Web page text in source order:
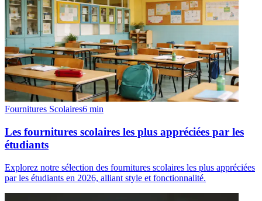
Fournitures Scolaires6 min
Les fournitures scolaires les plus appréciées par les
étudiants
Explorez notre sélection des fournitures scolaires les plus appréciées
par les étudiants en 2026, alliant style et fonctionnalité.